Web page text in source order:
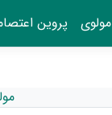
مولوی پروین